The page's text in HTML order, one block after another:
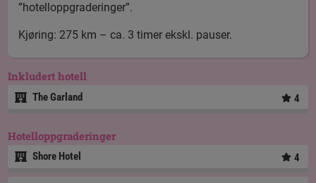
”hotelloppgraderinger”.
Kjøring: 275 km – ca. 3 timer ekskl. pauser.
Inkludert hotell
The Garland 4
Hotelloppgraderinger
Shore Hotel 4